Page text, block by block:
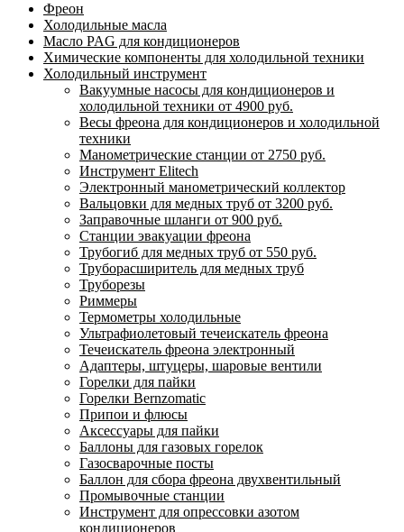
Фреон
Холодильные масла
Масло PAG для кондиционеров
Химические компоненты для холодильной техники
Холодильный инструмент
Вакуумные насосы для кондиционеров и
холодильной техники от 4900 руб.
Весы фреона для кондиционеров и холодильной
техники
Манометрические станции от 2750 руб.
Инструмент Elitech
Электронный манометрический коллектор
Вальцовки для медных труб от 3200 руб.
Заправочные шланги от 900 руб.
Станции эвакуации фреона
Трубогиб для медных труб от 550 руб.
Труборасширитель для медных труб
Труборезы
Риммеры
Термометры холодильные
Ультрафиолетовый течеискатель фреона
Течеискатель фреона электронный
Адаптеры, штуцеры, шаровые вентили
Горелки для пайки
Горелки Bernzomatic
Припои и флюсы
Аксессуары для пайки
Баллоны для газовых горелок
Газосварочные посты
Баллон для сбора фреона двухвентильный
Промывочные станции
Инструмент для опрессовки азотом
кондиционеров